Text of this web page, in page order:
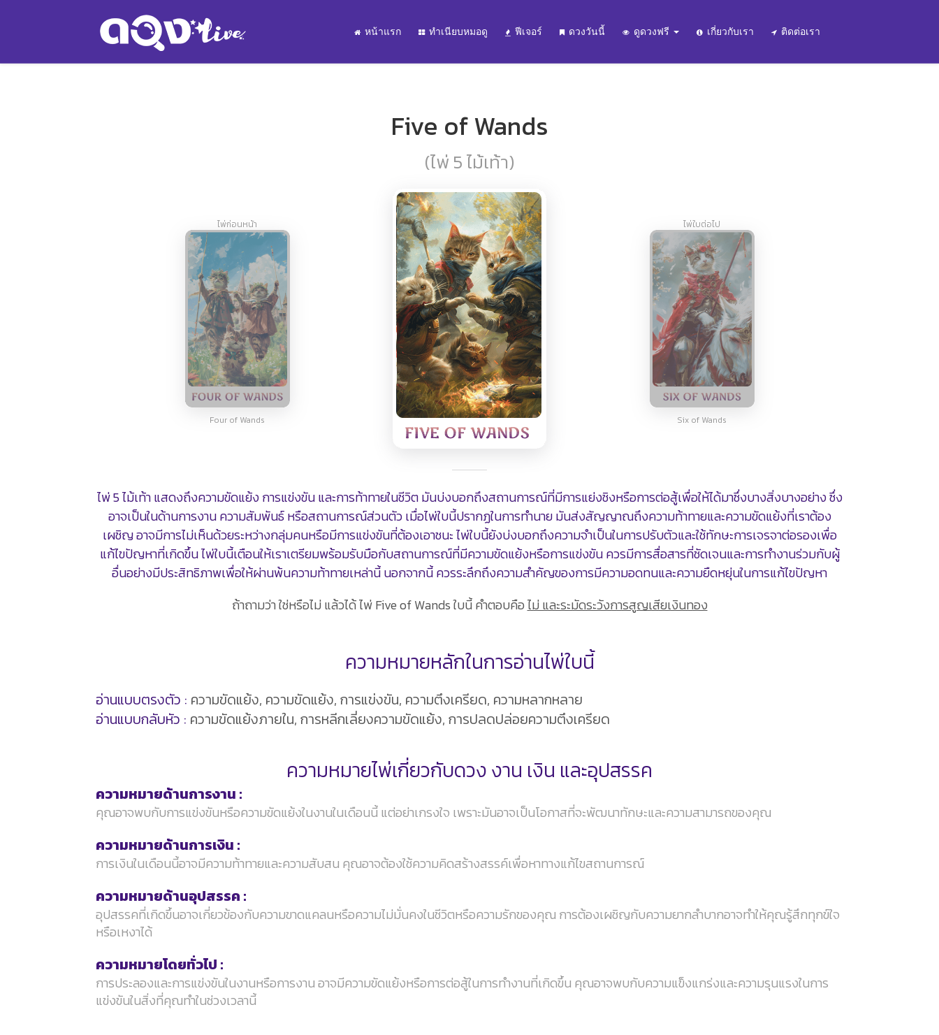
หน้าแรก ทำเนียบหมอดู ฟีเจอร์ ดวงวันนี้ ดูดวงฟรี เกี่ยวกับเรา ติดต่อเรา
Five of Wands
(ไพ่ 5 ไม้เท้า)
ไพ่ก่อนหน้า
Four of Wands
ไพ่ใบต่อไป
Six of Wands
ไพ่ 5 ไม้เท้า แสดงถึงความขัดแย้ง การแข่งขัน และการท้าทายในชีวิต มันบ่งบอกถึงสถานการณ์ที่มีการแย่งชิงหรือการต่อสู้เพื่อให้ได้มาซึ่งบางสิ่งบางอย่าง ซึ่ง
อาจเป็นในด้านการงาน ความสัมพันธ์ หรือสถานการณ์ส่วนตัว เมื่อไพ่ใบนี้ปรากฏในการทำนาย มันส่งสัญญาณถึงความท้าทายและความขัดแย้งที่เราต้อง
เผชิญ อาจมีการไม่เห็นด้วยระหว่างกลุ่มคนหรือมีการแข่งขันที่ต้องเอาชนะ ไพ่ใบนี้ยังบ่งบอกถึงความจำเป็นในการปรับตัวและใช้ทักษะการเจรจาต่อรองเพื่อ
แก้ไขปัญหาที่เกิดขึ้น ไพ่ใบนี้เตือนให้เราเตรียมพร้อมรับมือกับสถานการณ์ที่มีความขัดแย้งหรือการแข่งขัน ควรมีการสื่อสารที่ชัดเจนและการทำงานร่วมกับผู้
อื่นอย่างมีประสิทธิภาพเพื่อให้ผ่านพ้นความท้าทายเหล่านี้ นอกจากนี้ ควรระลึกถึงความสำคัญของการมีความอดทนและความยืดหยุ่นในการแก้ไขปัญหา
ถ้าถามว่า ใช่หรือไม่ แล้วได้ ไพ่ Five of Wands ใบนี้ คำตอบคือไม่ และระมัดระวังการสูญเสียเงินทอง
ความหมายหลักในการอ่านไพ่ใบนี้
อ่านแบบตรงตัว : ความขัดแย้ง, ความขัดแย้ง, การแข่งขัน, ความตึงเครียด, ความหลากหลาย
อ่านแบบกลับหัว : ความขัดแย้งภายใน, การหลีกเลี่ยงความขัดแย้ง, การปลดปล่อยความตึงเครียด
ความหมายไพ่เกี่ยวกับดวง งาน เงิน และอุปสรรค
ความหมายด้านการงาน :
คุณอาจพบกับการแข่งขันหรือความขัดแย้งในงานในเดือนนี้ แต่อย่าเกรงใจ เพราะมันอาจเป็นโอกาสที่จะพัฒนาทักษะและความสามารถของคุณ
ความหมายด้านการเงิน :
การเงินในเดือนนี้อาจมีความท้าทายและความสับสน คุณอาจต้องใช้ความคิดสร้างสรรค์เพื่อหาทางแก้ไขสถานการณ์
ความหมายด้านอุปสรรค :
อุปสรรคที่เกิดขึ้นอาจเกี่ยวข้องกับความขาดแคลนหรือความไม่มั่นคงในชีวิตหรือความรักของคุณ การต้องเผชิญกับความยากลำบากอาจทำให้คุณรู้สึกทุกข์ใจ
หรือเหงาได้
ความหมายโดยทั่วไป :
การประลองและการแข่งขันในงานหรือการงาน อาจมีความขัดแย้งหรือการต่อสู้ในการทำงานที่เกิดขึ้น คุณอาจพบกับความแข็งแกร่งและความรุนแรงในการ
แข่งขันในสิ่งที่คุณทำในช่วงเวลานี้